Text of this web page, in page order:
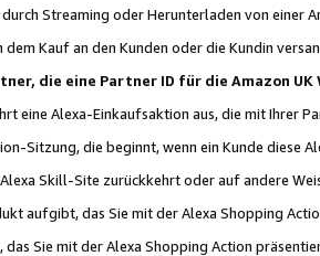
Streaming oder Herunterladen von einer
Kauf an den Kunden oder die Kundin
die eine Partner ID für die Amazon
eine Alexa-Einkaufsaktion aus, die mit Ihrer
Sitzung, die beginnt, wenn ein Kunde diese
Skill-Site zurückkehrt oder auf andere
aufgibt, das Sie mit der Alexa Shopping
Sie mit der Alexa Shopping Action